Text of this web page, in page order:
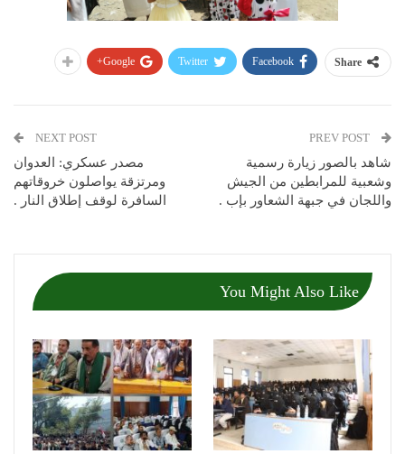
Share
Facebook
Twitter
Google+
شاهد بالصور زيارة رسمية
وشعبية للمرابطين من الجيش
واللجان في جبهة الشعاور بإب .
NEXT POST
مصدر عسكري: العدوان
ومرتزقة يواصلون خروقاتهم
السافرة لوقف إطلاق النار .
You Might Also Like